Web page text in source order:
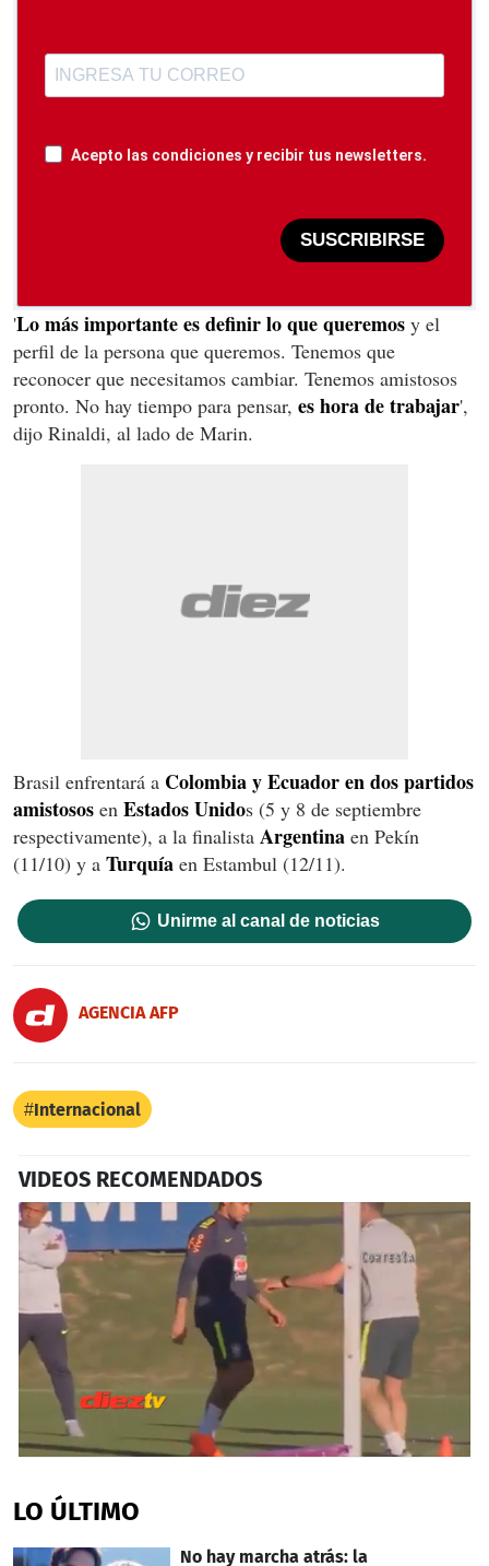
Acepto las condiciones y recibir tus newsletters.
SUSCRIBIRSE
'Lo más importante es definir lo que queremos y el
perfil de la persona que queremos. Tenemos que
reconocer que necesitamos cambiar. Tenemos amistosos
pronto. No hay tiempo para pensar, es hora de trabajar',
dijo Rinaldi, al lado de Marin.
Brasil enfrentará a Colombia y Ecuador en dos partidos
amistosos en Estados Unidos (5 y 8 de septiembre
respectivamente), a la finalista Argentina en Pekín
(11/10) y a Turquía en Estambul (12/11).
Unirme al canal de noticias
AGENCIA AFP
Internacional
VIDEOS RECOMENDADOS
of
1
32
LO ÚLTIMO
No hay marcha atrás: la